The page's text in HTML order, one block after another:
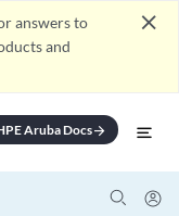
answers to
and
close
Aruba Docsarrow_forward